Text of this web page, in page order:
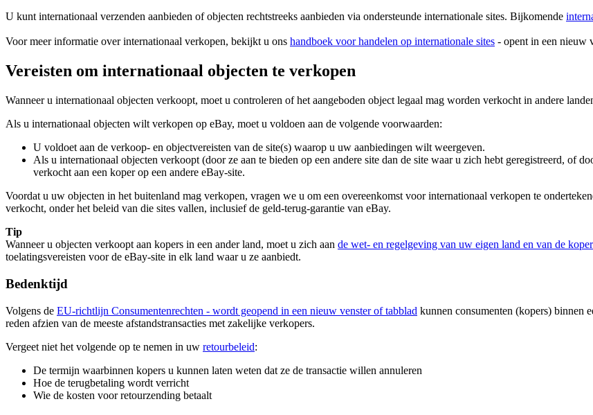
U kunt internationaal verzenden aanbieden of objecten rechtstreeks aanbieden via ondersteunde internationale sites. Bijkomende
Voor meer informatie over internationaal verkopen, bekijkt u ons handboek voor handelen op internationale sites - opent in een nieuw
Vereisten om internationaal objecten te verkopen
Wanneer u internationaal objecten verkoopt, moet u controleren of het aangeboden object legaal mag worden verkocht in andere
Als u internationaal objecten wilt verkopen op eBay, moet u voldoen aan de volgende voorwaarden:
U voldoet aan de verkoop- en objectvereisten van de site(s) waarop u uw aanbiedingen wilt weergeven.
Als u internationaal objecten verkoopt (door ze aan te bieden op een andere site dan de site waar u zich hebt geregistreerd, of
verkocht aan een koper op een andere eBay-site.
Voordat u uw objecten in het buitenland mag verkopen, vragen we u om een overeenkomst voor internationaal verkopen te
verkocht, onder het beleid van die sites vallen, inclusief de geld-terug-garantie van eBay.
Tip
Wanneer u objecten verkoopt aan kopers in een ander land, moet u zich aan de wet- en regelgeving van uw eigen land en van de koper
toelatingsvereisten voor de eBay-site in elk land waar u ze aanbiedt.
Bedenktijd
Volgens de EU-richtlijn Consumentenrechten - wordt geopend in een nieuw venster of tabblad kunnen consumenten (kopers) binnen
reden afzien van de meeste afstandstransacties met zakelijke verkopers.
Vergeet niet het volgende op te nemen in uw retourbeleid:
De termijn waarbinnen kopers u kunnen laten weten dat ze de transactie willen annuleren
Hoe de terugbetaling wordt verricht
Wie de kosten voor retourzending betaalt